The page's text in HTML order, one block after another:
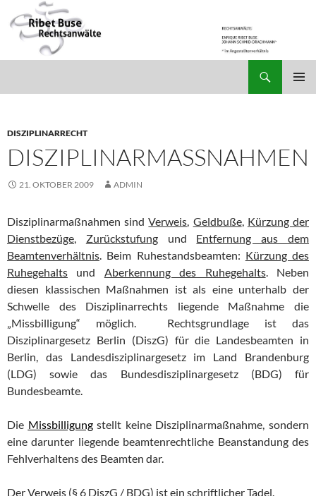
DISZIPLINARRECHT
DISZIPLINARMASSNAHMEN
21. OKTOBER 2009 ADMIN
Disziplinarmaßnahmen sindVerweis, Geldbuße, Kürzung der
Dienstbezüge, Zurückstufungund Entfernung aus dem
Beamtenverhältnis. Beim Ruhestandsbeamten: Kürzung des
Ruhegehalts und Aberkennung des Ruhegehalts. Neben
diesen klassischen Maßnahmen ist als eine unterhalb der
Schwelle des Disziplinarrechts liegende Maßnahme die
„Missbilligung“ möglich. Rechtsgrundlage ist das
Disziplinargesetz Berlin (DiszG) für die Landesbeamten in
Berlin, das Landesdisziplinargesetz im Land Brandenburg
(LDG) sowie das Bundesdisziplinargesetz (BDG) für
Bundesbeamte.
Die Missbilligung stellt keine Disziplinarmaßnahme, sondern
eine darunter liegende beamtenrechtliche Beanstandung des
Fehlverhaltens des Beamten dar.
DerVerweis (§ 6 DiszG / BDG) ist ein schriftlicher Tadel.